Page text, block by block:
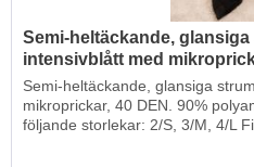
Semi-heltäckande,
intensivblått med
Semi-heltäckande, glansiga
mikroprickar, 40 DEN. 90%
följande storlekar: 2/S, 3/M, 4/L